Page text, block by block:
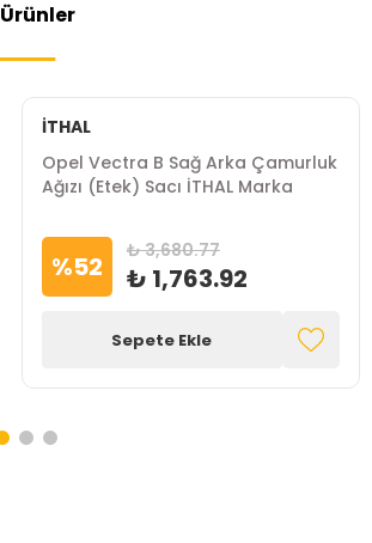
Ürünler
İTHAL
Opel Vectra B Sağ Arka Çamurluk
Ağızı (Etek) Sacı İTHAL Marka
%52 ₺ 3,680.77
₺ 1,763.92
Sepete Ekle